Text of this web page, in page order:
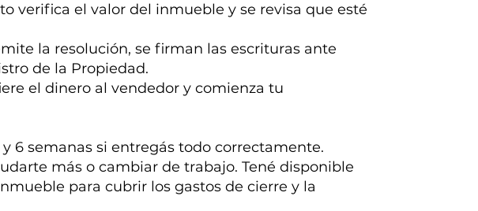
verifica el valor del inmueble y se revisa que esté
la resolución, se firman las escrituras ante
de la Propiedad.
el dinero al vendedor y comienza tu
6 semanas si entregás todo correctamente.
más o cambiar de trabajo. Tené disponible
para cubrir los gastos de cierre y la